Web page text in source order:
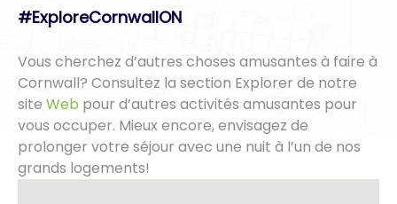
#ExploreCornwallON
Vous cherchez d’autres choses amusantes à faire à
Cornwall? Consultez la section Explorer de notre
site Web pour d’autres activités amusantes pour
vous occuper. Mieux encore, envisagez de
prolonger votre séjour avec une nuit à l’un de nos
grands logements!